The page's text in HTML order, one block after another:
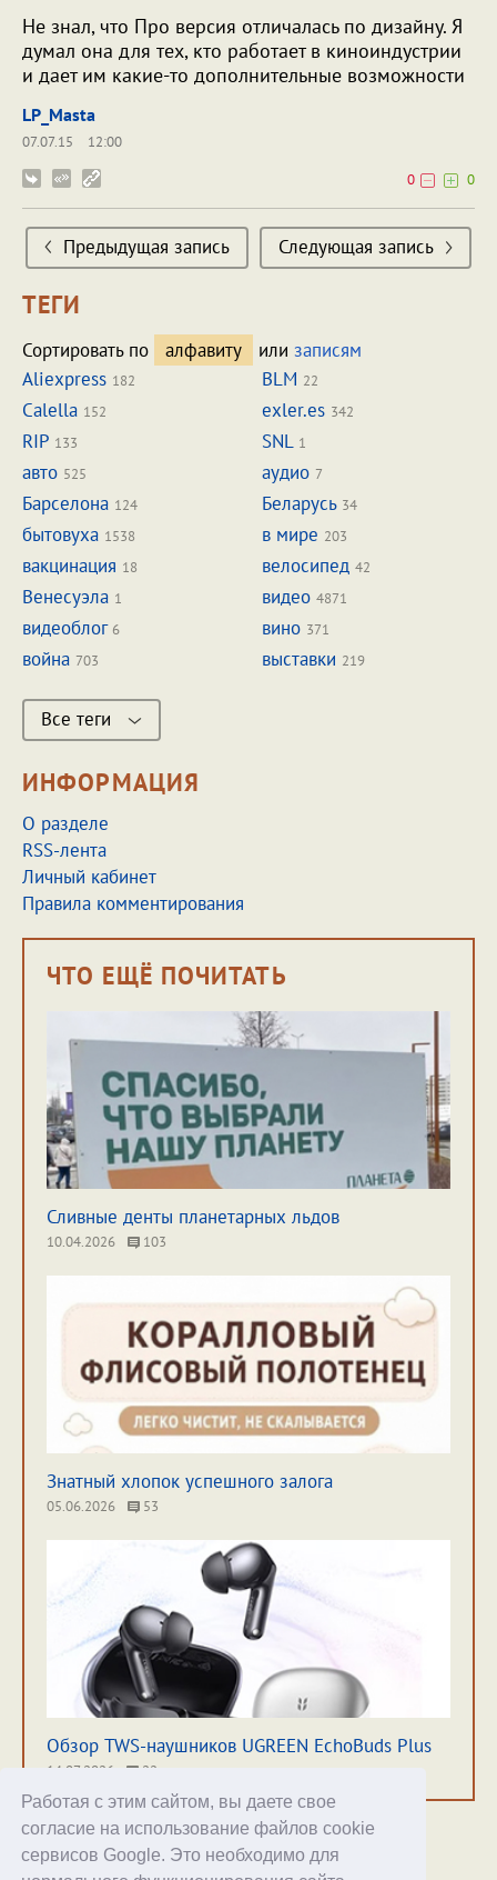
Работая с этим сайтом, вы даете свое
согласие на использование файлов cookie
сервисов Google. Это необходимо для
Не знал, что Про версия отличалась по дизайну. Я
думал она для тех, кто работает в киноиндустрии
и дает им какие-то дополнительные возможности
LP_Masta
07.07.15
12:00
0
0
Предыдущая запись Следующая запись
ТЕГИ
Сортировать по алфавиту или записям
Aliexpress 182 BLM 22
Calella 152 exler.es 342
RIP 133 SNL 1
авто 525 аудио 7
Барселона 124 Беларусь 34
бытовуха 1538 в мире 203
вакцинация 18 велосипед 42
Венесуэла 1 видео 4871
видеоблог 6 вино 371
война 703 выставки 219
Все теги
ИНФОРМАЦИЯ
О разделе
RSS-лента
Личный кабинет
Правила комментирования
ЧТО ЕЩЁ ПОЧИТАТЬ
Сливные денты планетарных льдов
10.04.2026 103
Знатный хлопок успешного залога
05.06.2026 53
Обзор TWS-наушников UGREEN EchoBuds Plus
14.07.2026 22